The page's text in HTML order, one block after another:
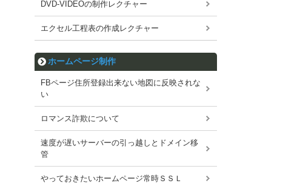
DVD-VIDEOの制作レクチャー
エクセル工程表の作成レクチャー
ホームページ制作
FBページ住所登録出来ない地図に反映されな
い
ロマンス詐欺について
速度が遅いサーバーの引っ越しとドメイン移
管
やっておきたいホームページ常時ＳＳＬ